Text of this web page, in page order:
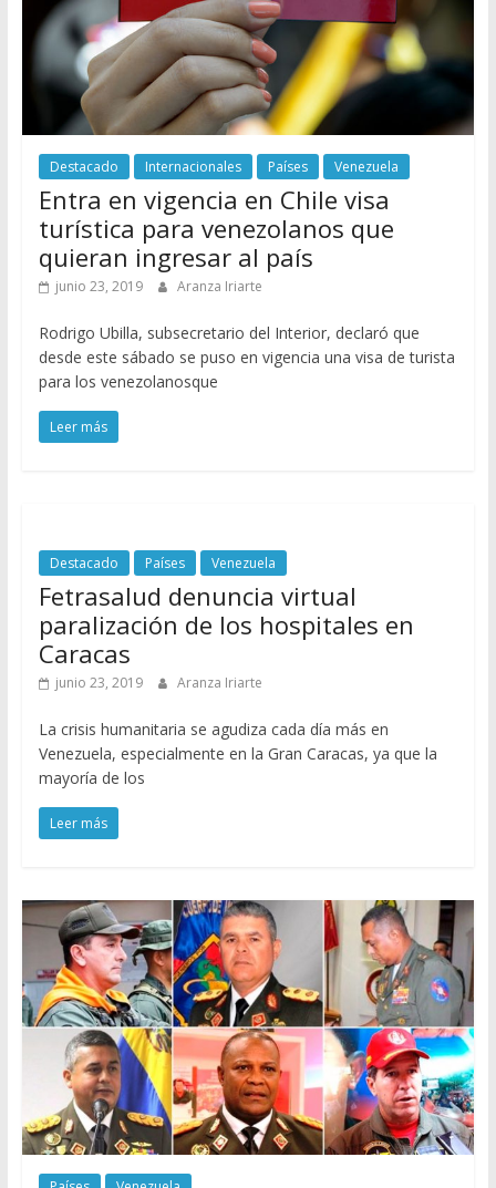
Destacado Internacionales Países Venezuela
Entra en vigencia en Chile visa
turística para venezolanos que
quieran ingresar al país
junio 23, 2019 Aranza Iriarte
Rodrigo Ubilla, subsecretario del Interior, declaró que
desde este sábado se puso en vigencia una visa de turista
para los venezolanosque
Leer más
Destacado Países Venezuela
Fetrasalud denuncia virtual
paralización de los hospitales en
Caracas
junio 23, 2019 Aranza Iriarte
La crisis humanitaria se agudiza cada día más en
Venezuela, especialmente en la Gran Caracas, ya que la
mayoría de los
Leer más